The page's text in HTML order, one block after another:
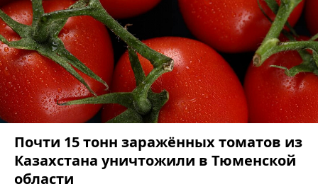
Почти 15 тонн заражённых томатов из
Казахстана уничтожили в Тюменской
области